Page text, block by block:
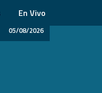
En Vivo
05/08/2026